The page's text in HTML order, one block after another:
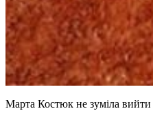
Марта Костюк не зуміла